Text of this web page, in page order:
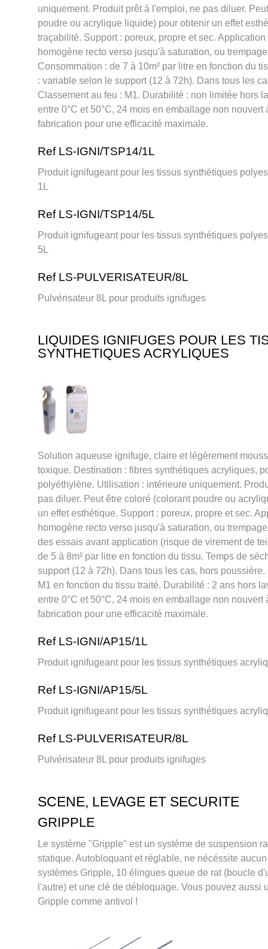
uniquement. Produit prêt à l'emploi, ne pas diluer.
poudre ou acrylique liquide) pour obtenir un effet
traçabilité. Support : poreux, propre et sec.
homogène recto verso jusqu'à saturation, ou
Consommation : de 7 à 10m² par litre en fonction du
: variable selon le support (12 à 72h). Dans tous les
Classement au feu : M1. Durabilité : non limitée hors
entre 0°C et 50°C, 24 mois en emballage non nouvert
fabrication pour une efficacité maximale.
Ref LS-IGNI/TSP14/1L
Produit ignifugeant pour les tissus synthétiques
1L
Ref LS-IGNI/TSP14/5L
Produit ignifugeant pour les tissus synthétiques
5L
Ref LS-PULVERISATEUR/8L
Pulvérisateur 8L pour produits ignifuges
LIQUIDES IGNIFUGES POUR LES
SYNTHETIQUES ACRYLIQUES
Solution aqueuse ignifuge, claire et légèrement
toxique. Destination : fibres synthétiques acryliques,
polyéthylène. Utilisation : intérieure uniquement.
pas diluer. Peut être coloré (colorant poudre ou
un effet esthétique. Support : poreux, propre et sec.
homogène recto verso jusqu'à saturation, ou
des essais avant application (risque de virement de
de 5 à 8m² par litre en fonction du tissu. Temps de
support (12 à 72h). Dans tous les cas, hors
M1 en fonction du tissu traité. Durabilité : 2 ans hors
entre 0°C et 50°C, 24 mois en emballage non nouvert
fabrication pour une efficacité maximale.
Ref LS-IGNI/AP15/1L
Produit ignifugeant pour les tissus synthétiques
Ref LS-IGNI/AP15/5L
Produit ignifugeant pour les tissus synthétiques
Ref LS-PULVERISATEUR/8L
Pulvérisateur 8L pour produits ignifuges
SCENE, LEVAGE ET SECURITE
GRIPPLE
Le système "Gripple" est un système de suspension
statique. Autobloquant et réglable, ne nécéssite
systèmes Gripple, 10 élingues queue de rat (boucle
l'autre) et une clé de débloquage. Vous pouvez aussi
Gripple comme antivol !